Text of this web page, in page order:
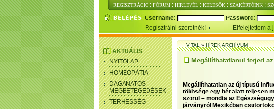
REGISZTRÁCIÓ : FÓRUM : HÍRLEVÉL : KERESŐK : SZAKÉRTŐINK :
Username: Password:
Regisztrálni szeretnék!
Elfelejtettem a
AKTUÁLIS
NYITÓLAP
HOMEOPÁTIA
DAGANATOS
MEGBETEGEDÉSEK
TERHESSÉG
VITAL»HÍREK ARCHÍVUM
Megállíthatatlanul terjed
Megállíthatatlan az új típusú
többsége egy hét alatt teljesen
szorul – mondta az
járványról Mexikóban